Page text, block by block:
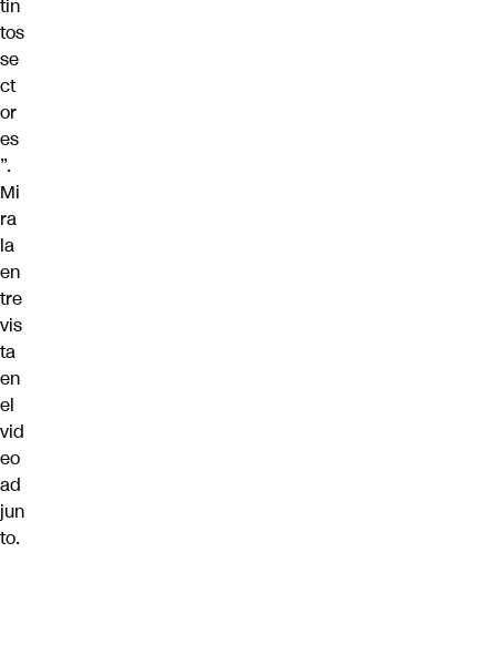
tin
tos
se
ct
or
es
”.
Mi
ra
la
en
tre
vis
ta
en
el
vid
eo
ad
jun
to.